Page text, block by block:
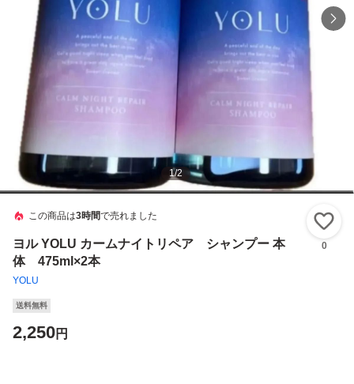
1/2
この商品は3時間で売れました
ヨル YOLU カームナイトリペア シャンプー 本
体 475ml×2本
YOLU
0
送料無料
2,250円